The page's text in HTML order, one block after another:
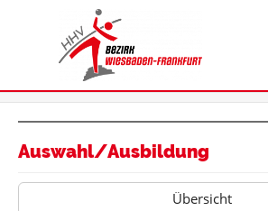
Auswahl/Ausbildung
Übersicht